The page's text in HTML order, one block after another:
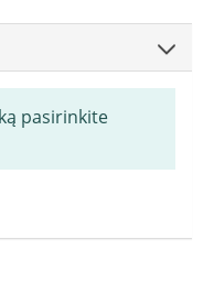
pasirinkite